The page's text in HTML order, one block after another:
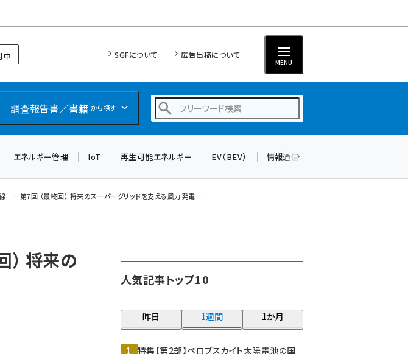
中 SGFについて 広告出稿について
MENU
調査報告書／書籍 から探す
ngn (294)
大串 (234)
aitras (200)
タンデム (161)
エネルギー管理 IoT 再生可能エネルギー EV（BEV） 情報通信（ICT）
―第7回 （最終回） 将来のスーパーグリッドを支える風力発電―
将来の
人気記事トップ10
昨日 1週間 1か月
特集【第2部】ペロブスカイト太陽電池の国